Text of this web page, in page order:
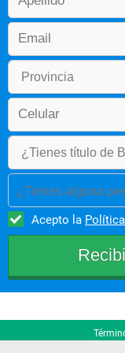
cívica, protección
comunitario.
Perfil profesional
complejo en el que
actitudes y
tecnológico, social
profesional.
Desarrolla
responsabilidad
¿Tienes alguna
Acepto la